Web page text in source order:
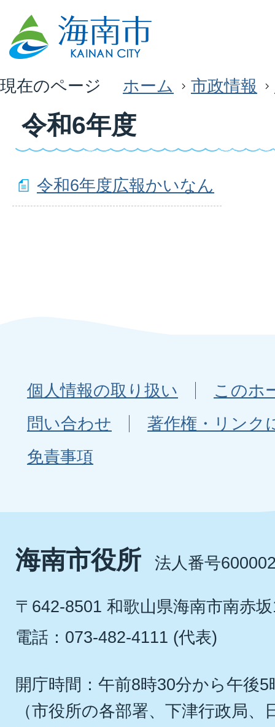
現在のページ ホーム 市政情報
令和6年度
令和6年度広報かいなん
個人情報の取り扱い
このホ
問い合わせ
著作権・リンク
免責事項
海南市役所 法人番号
〒642-8501 和歌山県海南市南赤
電話：073-482-4111 (代表)
開庁時間：午前8時30分から午後5
（市役所の各部署、下津行政局